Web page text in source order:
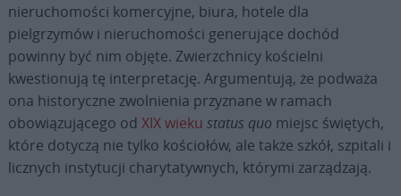
nieruchomości komercyjne, biura, hotele dla
pielgrzymów i nieruchomości generujące dochód
powinny być nim objęte. Zwierzchnicy kościelni
kwestionują tę interpretację. Argumentują, że podważa
ona historyczne zwolnienia przyznane w ramach
obowiązującego od XIX wieku status quo miejsc świętych,
które dotyczą nie tylko kościołów, ale także szkół, szpitali i
licznych instytucji charytatywnych, którymi zarządzają.